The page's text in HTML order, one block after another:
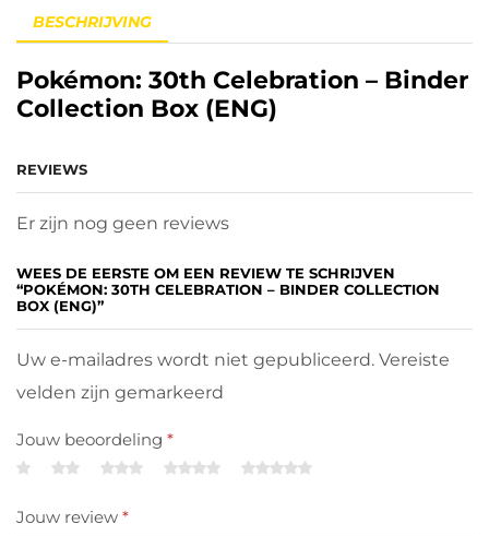
BESCHRIJVING
Pokémon: 30th Celebration – Binder
Collection Box (ENG)
REVIEWS
Er zijn nog geen reviews
WEES DE EERSTE OM EEN REVIEW TE SCHRIJVEN
“POKÉMON: 30TH CELEBRATION – BINDER COLLECTION
BOX (ENG)”
Uw e-mailadres wordt niet gepubliceerd. Vereiste
velden zijn gemarkeerd
Jouw beoordeling *
Jouw review *